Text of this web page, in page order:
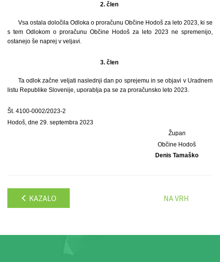
2. člen
Vsa ostala določila Odloka o proračunu Občine Hodoš za leto 2023, ki se
s tem Odlokom o proračunu Občine Hodoš za leto 2023 ne spremenijo,
ostanejo še naprej v veljavi.
3. člen
Ta odlok začne veljati naslednji dan po sprejemu in se objavi v Uradnem
listu Republike Slovenije, uporablja pa se za proračunsko leto 2023.
Št. 4100-0002/2023-2
Hodoš, dne 29. septembra 2023
Župan
Občine Hodoš
Denis Tamaško
KAZALO NA VRH